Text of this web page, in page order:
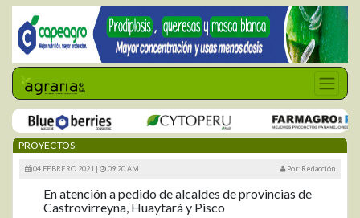
PROYECTOS
04 FEBRERO 2021 | 09:20 AM Por: Redacción
En atención a pedido de alcaldes de provincias de
Castrovirreyna, Huaytará y Pisco